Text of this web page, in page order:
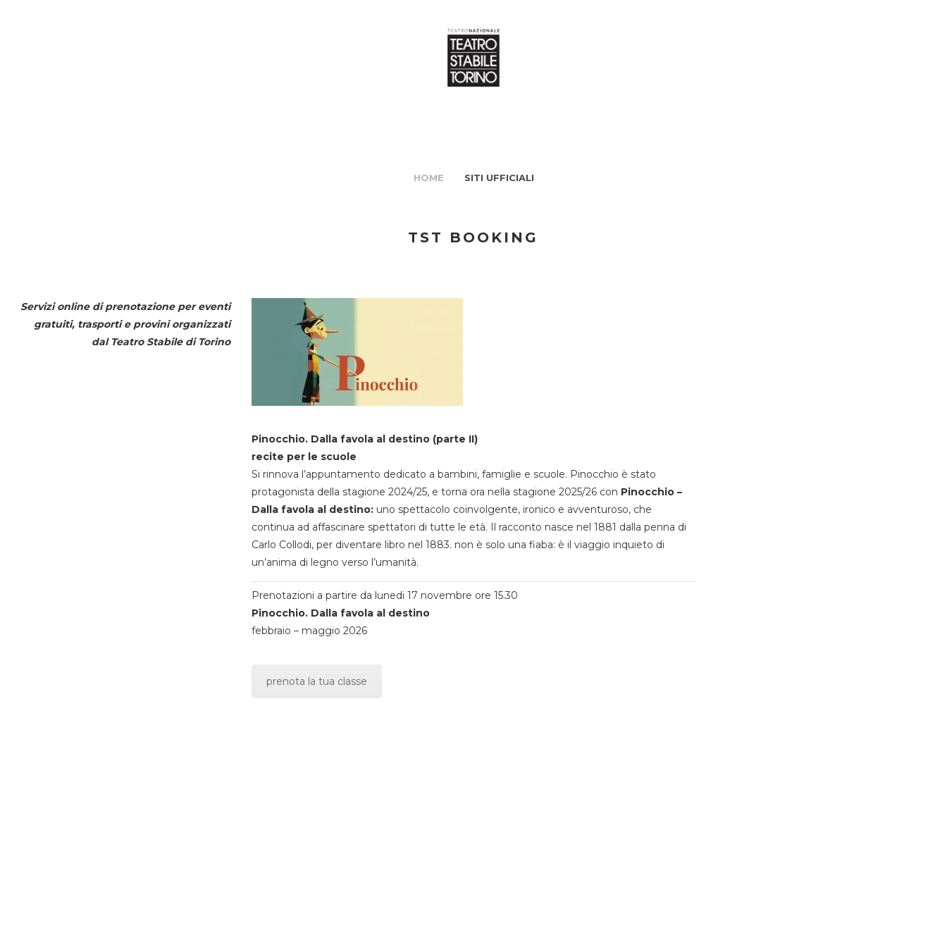
HOME SITI UFFICIALI
TST BOOKING
Servizi online di prenotazione per eventi
gratuiti, trasporti e provini organizzati
dal Teatro Stabile di Torino
Pinocchio. Dalla favola al destino (parte II)
recite per le scuole
Si rinnova l’appuntamento dedicato a bambini, famiglie e scuole. Pinocchio è stato
protagonista della stagione 2024/25, e torna ora nella stagione 2025/26 con Pinocchio –
Dalla favola al destino:uno spettacolo coinvolgente, ironico e avventuroso, che
continua ad affascinare spettatori di tutte le età. Il racconto nasce nel 1881 dalla penna di
Carlo Collodi, per diventare libro nel 1883. non è solo una fiaba: è il viaggio inquieto di
un’anima di legno verso l’umanità.
Prenotazioni a partire da lunedi 17 novembre ore 15.30
Pinocchio. Dalla favola al destino
febbraio – maggio 2026
prenota la tua classe